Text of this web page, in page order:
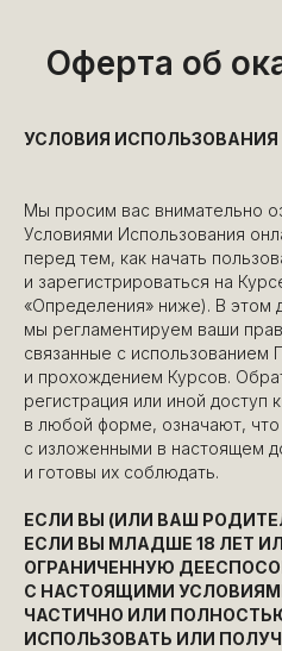
Оферта об
УСЛОВИЯ ИСПОЛЬЗОВАНИЯ
Мы просим вас внимательно
Условиями Использования
перед тем, как начать
и зарегистрироваться на
«Определения» ниже). В этом
мы регламентируем ваши
связанные с использованием
и прохождением Курсов.
регистрация или иной доступ
в любой форме, означают,
с изложенными в настоящем
и готовы их соблюдать.
ЕСЛИ ВЫ (ИЛИ ВАШ
ЕСЛИ ВЫ МЛАДШЕ 18 ЛЕТ
ОГРАНИЧЕННУЮ
С НАСТОЯЩИМИ
ЧАСТИЧНО ИЛИ
ИСПОЛЬЗОВАТЬ ИЛИ